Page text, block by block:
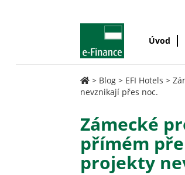
Úvod
> Blog > EFI Hotels >
nevznikají přes noc.
Zámecké
přímém
projekty